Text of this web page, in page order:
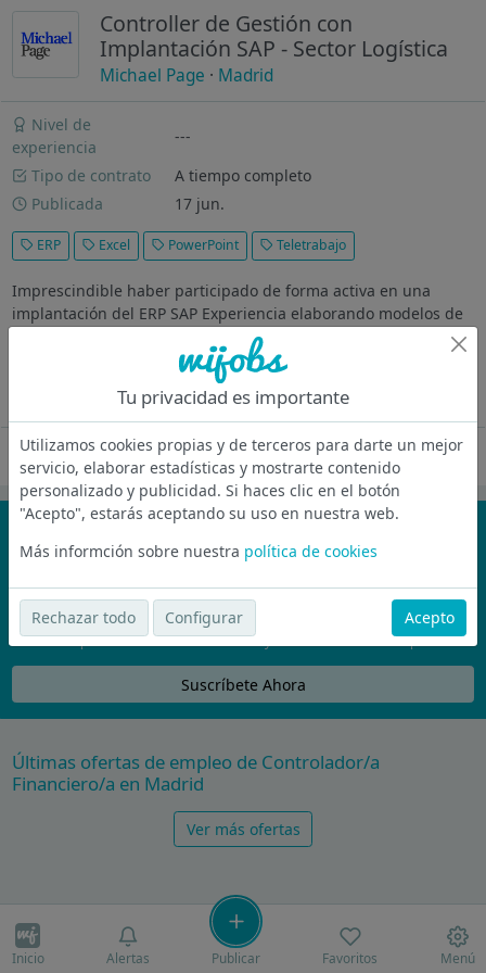
Controller de Gestión con
Implantación SAP - Sector Logística
Michael Page · Madrid
Nivel de
experiencia
---
Tipo de contrato
A tiempo completo
Publicada
17 jun.
ERP Excel PowerPoint Teletrabajo
Imprescindible haber participado de forma activa en una
implantación del ERP SAP Experiencia elaborando modelos de
control de gestión ¿Dónde vas a trabajar? Multinacional líder
en sector lógistico, ubicada en el Sureste de Madrid, busca un
Oferta desactivada
¡No te pierdas nada!
Únete a la comunidad de wijobs y recibe por email las mejores
ofertas de empleo
Nunca compartiremos tu email con nadie y no te vamos a enviar spam
Suscríbete Ahora
Últimas ofertas de empleo de Controlador/a
Financiero/a en Madrid
Ver más ofertas
Inicio Alertas Publicar Favoritos Menú
Tu privacidad es importante
Utilizamos cookies propias y de terceros para darte un mejor
servicio, elaborar estadísticas y mostrarte contenido
personalizado y publicidad. Si haces clic en el botón
"Acepto", estarás aceptando su uso en nuestra web.
Más informción sobre nuestra política de cookies
Rechazar todo Configurar Acepto